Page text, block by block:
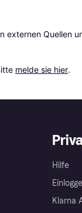
externen Quellen
melde sie hier.
Hilfe
Klarna